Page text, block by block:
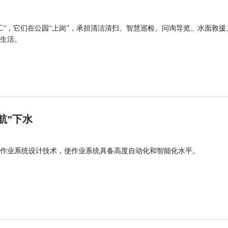
，它们在公园“上岗”，承担清洁清扫、智慧巡检、问询导览、水面救援
活。
”下水
系统设计技术，使作业系统具备高度自动化和智能化水平。